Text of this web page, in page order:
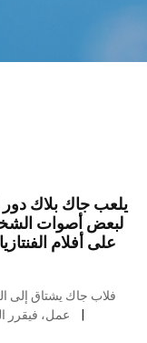
يلعب جاك بلاك دور
لبعض أصوات
على أفلام